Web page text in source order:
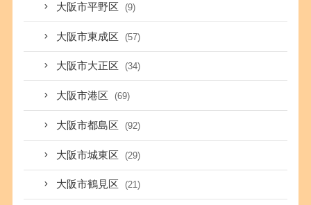
大阪市平野区 (9)
大阪市東成区 (57)
大阪市大正区 (34)
大阪市港区 (69)
大阪市都島区 (92)
大阪市城東区 (29)
大阪市鶴見区 (21)